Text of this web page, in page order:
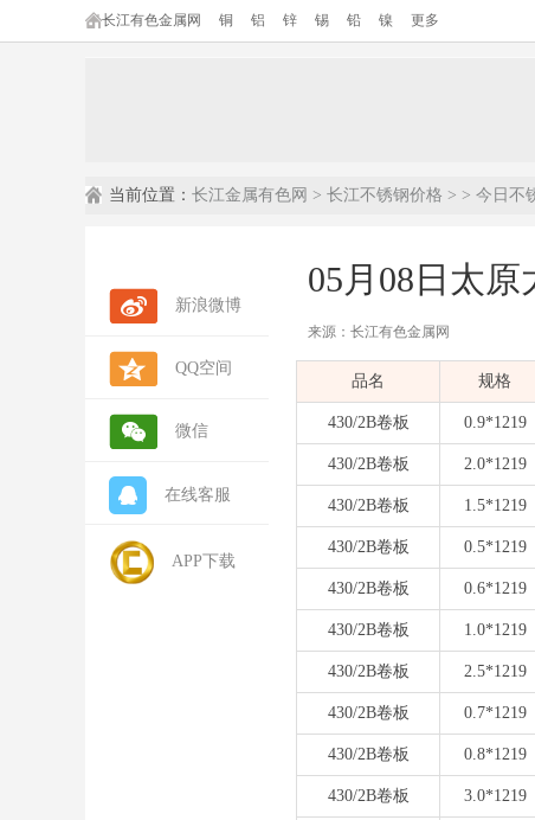
长江有色金属网 铜 铝 锌 锡 铅 镍 更多
当前位置： 长江金属有色网 > 长江不锈钢价格 > > 今日不
新浪微博
QQ空间
微信
在线客服
APP下载
05月08日太
来源：长江有色金属网
本文为长江有色金属网发
数据类型：现货市场报价 | 行情参考 |
品名 规格
430/2B卷板 0.9*1219
430/2B卷板 2.0*1219
430/2B卷板 1.5*1219
430/2B卷板 0.5*1219
430/2B卷板 0.6*1219
430/2B卷板 1.0*1219
430/2B卷板 2.5*1219
430/2B卷板 0.7*1219
430/2B卷板 0.8*1219
430/2B卷板 3.0*1219